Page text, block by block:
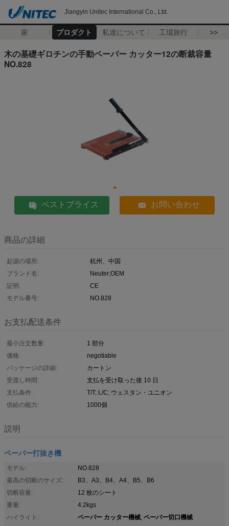
Jiangyin Unitec International Co., Ltd.
家 プロダクト 私達について 工場旅行 >>
木の基礎ギロチンの手動ペーパー カッター12の断裁容量
NO.828
ベストプライス お問い合わせ
商品の詳細
起源の場所:
杭州、中国
ブランド名:
Neuter;OEM
証明:
CE
モデル番号:
NO.828
お支払配送条件
最小注文数量:
1 部分
価格:
negotiable
パッケージの詳細:
カートン
受渡し時間:
支払を受け取った後 10 日
支払条件:
T/T; L/C; ウェスタン・ユニオン
供給の能力:
1000個
説明
ペーパー打抜き機
モデル:
NO.828
最高の切断のサイズ:
B3、A3、B4、A4、B5、B6
切断容量:
12 枚のシート
重量:
4.2kgs
ハイライト:
ペーパー カッター機械, ペーパー切口機械